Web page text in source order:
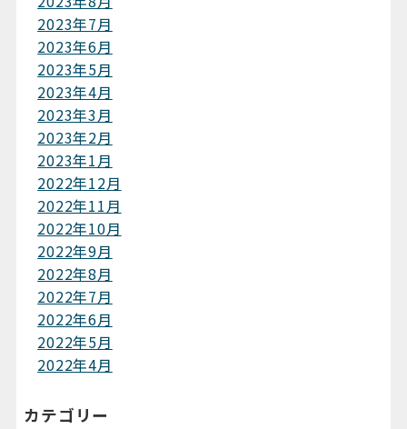
2023年7月
2023年6月
2023年5月
2023年4月
2023年3月
2023年2月
2023年1月
2022年12月
2022年11月
2022年10月
2022年9月
2022年8月
2022年7月
2022年6月
2022年5月
2022年4月
カテゴリー